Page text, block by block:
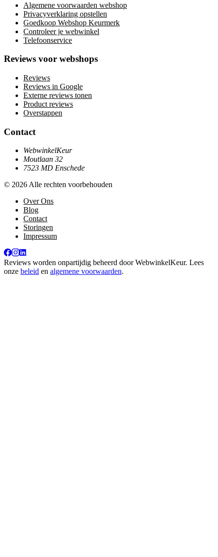
Algemene voorwaarden webshop
Privacyverklaring opstellen
Goedkoop Webshop Keurmerk
Controleer je webwinkel
Telefoonservice
Reviews voor webshops
Reviews
Reviews in Google
Externe reviews tonen
Product reviews
Overstappen
Contact
WebwinkelKeur
Moutlaan 32
7523 MD Enschede
© 2026 Alle rechten voorbehouden
Over Ons
Blog
Contact
Storingen
Impressum
Reviews worden onpartijdig beheerd doorWebwinkelKeur. Lees
onze beleid en algemene voorwaarden.